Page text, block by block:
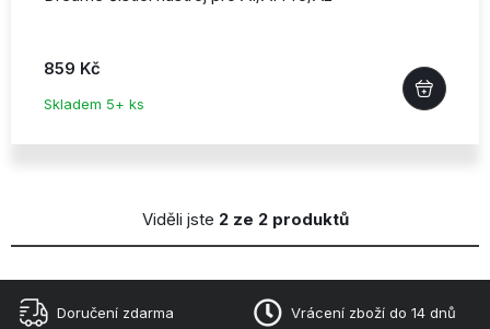
859 Kč
Skladem 5+ ks
Viděli jste 2 ze 2 produktů
Doručení zdarma Vrácení zboží do 14 dnů